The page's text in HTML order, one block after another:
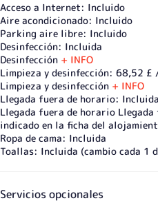
Acceso a Internet: Incluido
Aire acondicionado: Incluido
Parking aire libre: Incluido
Desinfección: Incluida
Desinfección + INFO
Limpieza y desinfección: 68,52 £
Limpieza y desinfección + INFO
Llegada fuera de horario: Incluida
Llegada fuera de horario
indicado en la ficha del
Ropa de cama: Incluida
Toallas: Incluida (cambio cada 1
Servicios opcionales